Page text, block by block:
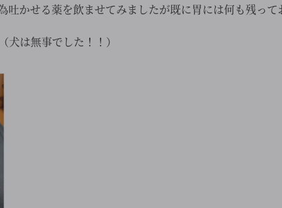
かせる薬を飲ませてみましたが既に胃には何も残っ
（犬は無事でした！！）